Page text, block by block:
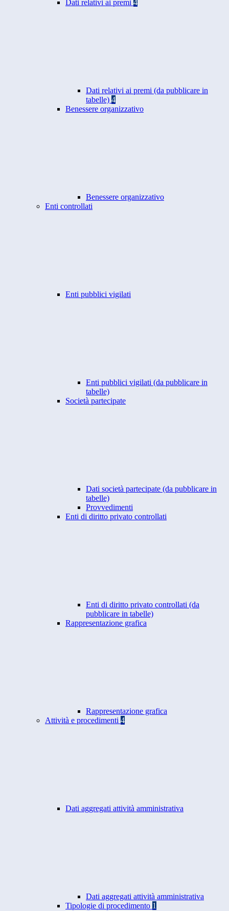
Dati relativi ai premi 4
Dati relativi ai premi (da pubblicare in
tabelle) 4
Benessere organizzativo
Benessere organizzativo
Enti controllati
Enti pubblici vigilati
Enti pubblici vigilati (da pubblicare in
tabelle)
Società partecipate
Dati società partecipate (da pubblicare in
tabelle)
Provvedimenti
Enti di diritto privato controllati
Enti di diritto privato controllati (da
pubblicare in tabelle)
Rappresentazione grafica
Rappresentazione grafica
Attività e procedimenti 4
Dati aggregati attività amministrativa
Dati aggregati attività amministrativa
Tipologie di procedimento 1